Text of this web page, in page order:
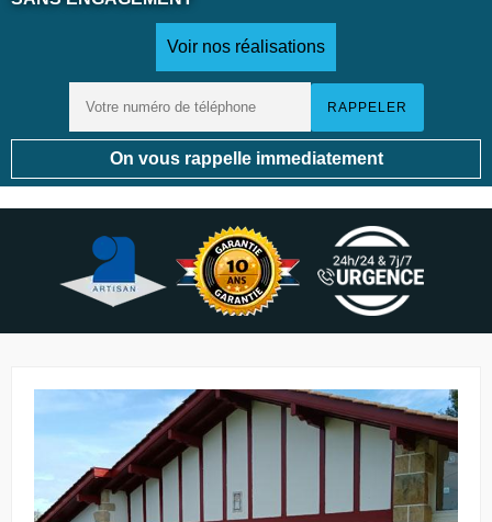
Voir nos réalisations
On vous rappelle immediatement